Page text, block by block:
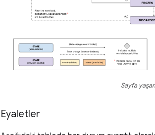
Sayfa
Eyaletler